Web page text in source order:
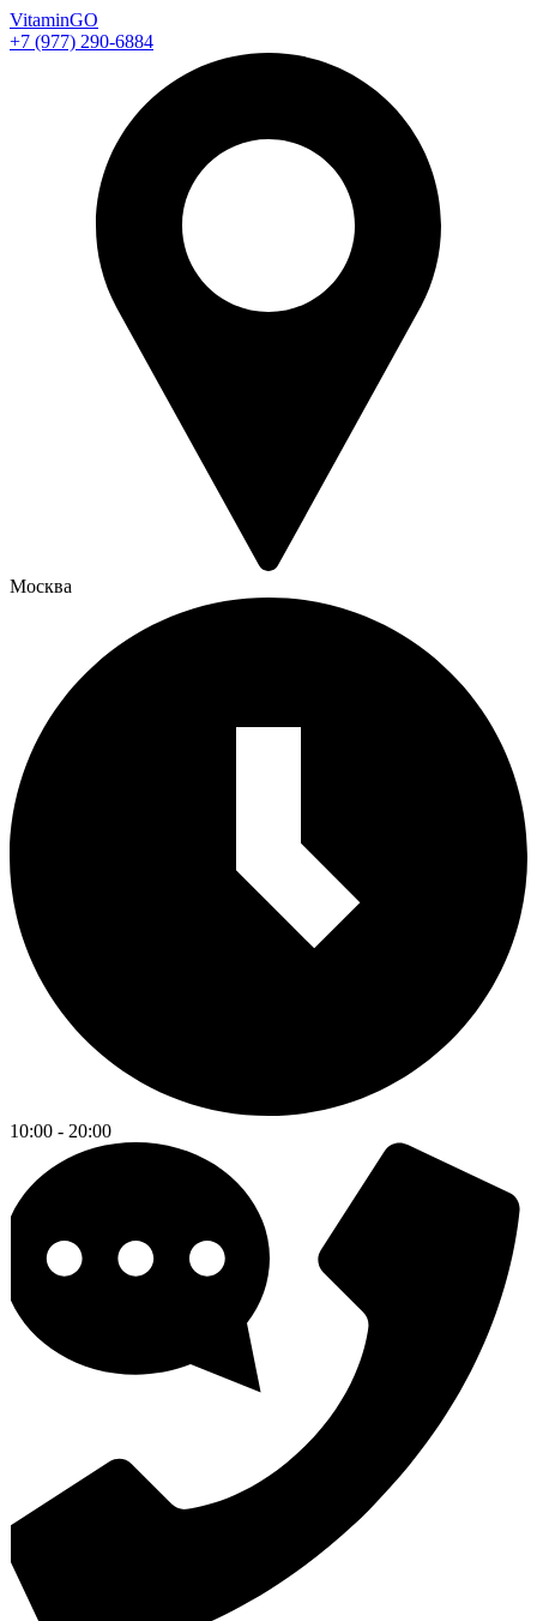
VitaminGO
+7 (977) 290-6884
Москва
10:00 - 20:00